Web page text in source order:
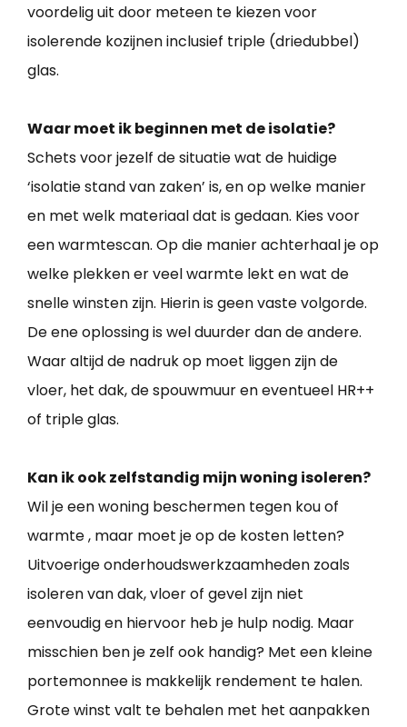
voordelig uit door meteen te kiezen voor
isolerende kozijnen inclusief triple (driedubbel)
glas.
Waar moet ik beginnen met de isolatie?
Schets voor jezelf de situatie wat de huidige
‘isolatie stand van zaken’ is, en op welke manier
en met welk materiaal dat is gedaan. Kies voor
een warmtescan. Op die manier achterhaal je op
welke plekken er veel warmte lekt en wat de
snelle winsten zijn. Hierin is geen vaste volgorde.
De ene oplossing is wel duurder dan de andere.
Waar altijd de nadruk op moet liggen zijn de
vloer, het dak, de spouwmuur en eventueel HR++
of triple glas.
Kan ik ook zelfstandig mijn woning isoleren?
Wil je een woning beschermen tegen kou of
warmte , maar moet je op de kosten letten?
Uitvoerige onderhoudswerkzaamheden zoals
isoleren van dak, vloer of gevel zijn niet
eenvoudig en hiervoor heb je hulp nodig. Maar
misschien ben je zelf ook handig? Met een kleine
portemonnee is makkelijk rendement te halen.
Grote winst valt te behalen met het aanpakken